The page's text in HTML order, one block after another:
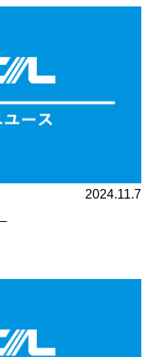
2024.11.7